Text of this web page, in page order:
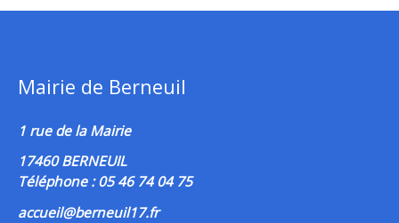
Mairie de Berneuil
1 rue de la Mairie
17460 BERNEUIL
Téléphone : 05 46 74 04 75
accueil@berneuil17.fr